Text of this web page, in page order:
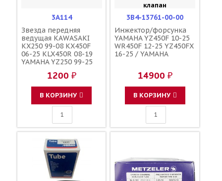
3A114
Звезда передняя
ведущая KAWASAKI
KX250 99-08 KX450F
06-25 KLX450R 08-19
YAMAHA YZ250 99-25
YZ450FX 16-25 зубов
14 / SUNSTAR JTF1565
452--520-14
1200 ₽
В КОРЗИНУ
клапан
3B4-13761-00-00
Инжектор/форсунка
YAMAHA YZ450F 10-25
WR450F 12-25 YZ450FX
16-25 / YAMAHA
14900 ₽
В КОРЗИНУ